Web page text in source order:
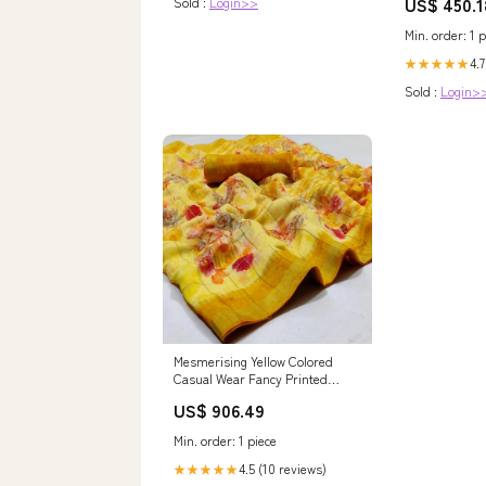
Design for
Min. order: 1
★★★★★
Sold :
Mesmerising Yellow Colored
Casual Wear Fancy Printed
US$ 906.49
Min. order: 1 piece
★★★★★4.5 (10 reviews)